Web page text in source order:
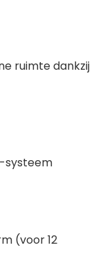
ruimte dankzij
systeem
(voor 12